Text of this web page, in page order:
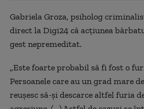
seconds
Gabriela Groza, psiholog
direct la Digi24 că acțiunea
gest nepremeditat.
„Este foarte probabil să fi fost o
Persoanele care au un grad mare
reușesc să-și descarce altfel furia